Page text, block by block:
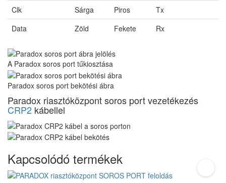
Clk
Sárga Piros
Tx
Data
Zöld Fekete Rx
A Paradox soros port tűkiosztása
Paradox soros port bekötési ábra
Paradox riasztóközpont soros port vezetékezés
CRP2 kábellel
Kapcsolódó termékek